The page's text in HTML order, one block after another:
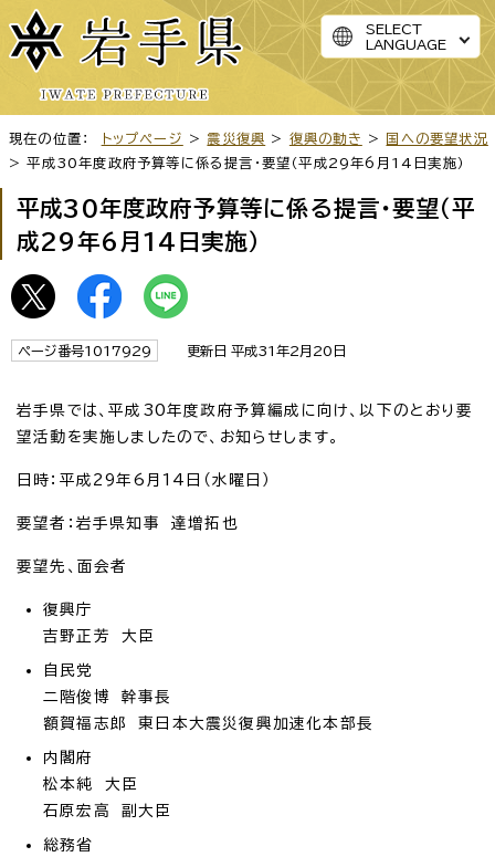
SELECT
LANGUAGE
現在の位置： トップページ > 震災復興 > 復興の動き >
国への要望状況
> 平成30年度政府予算等に係る提言・要望（平成29年6月14日実施）
平成30年度政府予算等に係る提言・要望（平
成29年6月14日実施）
ページ番号1017929 更新日 平成31年2月20日
岩手県では、平成30年度政府予算編成に向け、以下のとおり要
望活動を実施しましたので、お知らせします。
日時：平成29年6月14日（水曜日）
要望者：岩手県知事 達増拓也
要望先、面会者
復興庁
吉野正芳 大臣
自民党
二階俊博 幹事長
額賀福志郎 東日本大震災復興加速化本部長
内閣府
松本純 大臣
石原宏高 副大臣
総務省